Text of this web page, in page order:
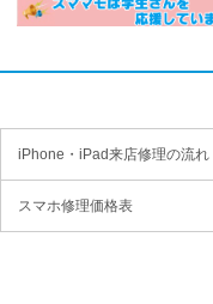
iPhone・iPad来店修理の流れ
スマホ修理価格表